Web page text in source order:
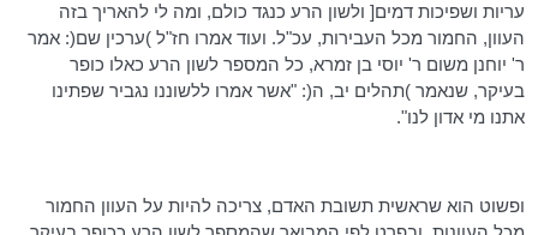
עריות ושפיכות דמים[ ולשון הרע כנגד כולם, ומה לי להאריך בזה
העוון, החמור מכל העבירות, עכ"ל. ועוד אמרו חז"ל )ערכין שם(: אמר
ר' יוחנן משום ר' יוסי בןזמרא, כל המספר לשון הרע כאלו כופר
בעיקר, שנאמר )תהלים יב, ה(: "אשר אמרו ללשוננו נגביר שפתינו
אתנו מי אדון לנו".
ופשוט הוא שראשית תשובת האדם, צריכה להיות על העוון החמור